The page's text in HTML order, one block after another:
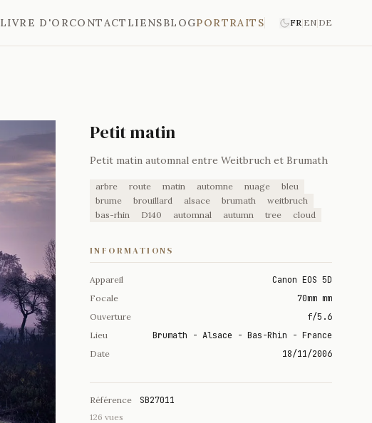
LIVRE D'ORCONTACT LIENSBLOGPORTRAITS FR|EN|DE
Petit matin
Petit matin automnal entre Weitbruch et Brumath
arbre route matin automne nuage
bleu
brume
brouillard alsace brumath
weitbruch
bas-rhin
D140 automnal autumn tree cloud
INFORMATIONS
Appareil Canon EOS 5D
Focale 70mm mm
Ouverture f/5.6
Lieu Brumath - Alsace - Bas-Rhin - France
Date 18/11/2006
Référence SB27011
126 vues